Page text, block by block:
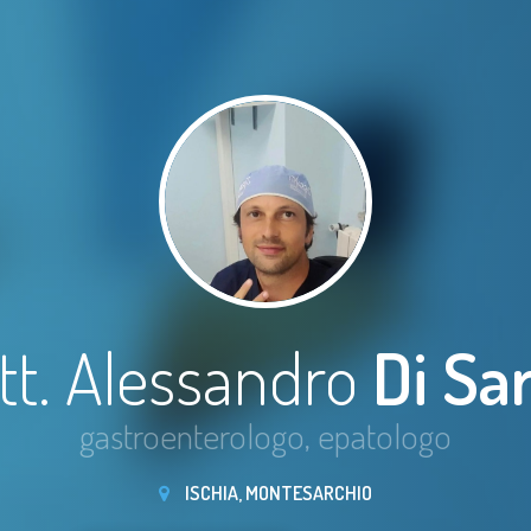
AlessandroDi
gastroenterologo, epatologo
ISCHIA, MONTESARCHIO